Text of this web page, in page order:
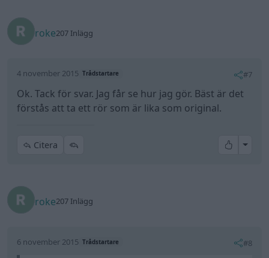
roke207 Inlägg
6 november 2015 Trådstartare #8
Gert_K skrev:
skick. Såg dina bilder. Den är det riktiga fenor på.
som det ska i min bil. (Eller så har jag bara inte